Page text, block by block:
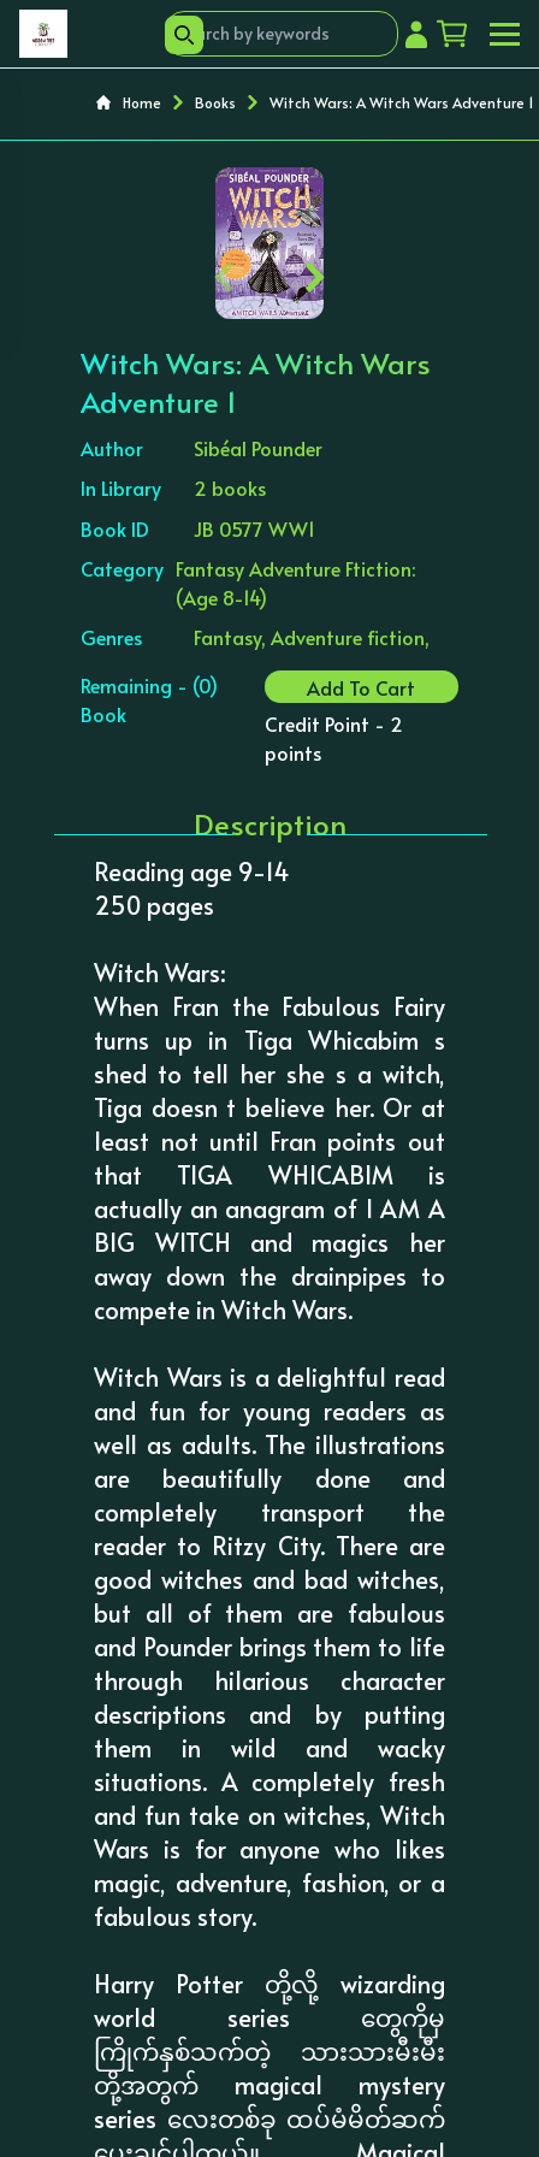
Home Books Witch Wars: A Witch Wars Adventure 1
‹ ›
Witch Wars: A Witch Wars
Adventure 1
Author
Sibéal Pounder
In Library
2 books
Book ID
JB 0577 WW1
Category Fantasy Adventure Ftiction:
(Age 8-14)
Genres
Fantasy, Adventure fiction,
Remaining - (0)
Book
Add To Cart
Credit Point - 2
points
Description
Reading age 9-14
250 pages
Witch Wars:
When Fran the Fabulous Fairy
turns up in Tiga Whicabim s
shed to tell her she s a witch,
Tiga doesn t believe her. Or at
least not until Fran points out
that TIGA WHICABIM is
actually an anagram of I AM A
BIG WITCH and magics her
away down the drainpipes to
compete in Witch Wars.
Witch Wars is a delightful read
and fun for young readers as
well as adults. The illustrations
are beautifully done and
completely transport the
reader to Ritzy City. There are
good witches and bad witches,
but all of them are fabulous
and Pounder brings them to life
through hilarious character
descriptions and by putting
them in wild and wacky
situations. A completely fresh
and fun take on witches, Witch
Wars is for anyone who likes
magic, adventure, fashion, or a
fabulous story.
Harry Potter တို့လို့ wizarding
world series တွေကိုမှ
ကြိုက်နှစ်သက်တဲ့ သားသားမီးမီး
တို့အတွက် magical mystery
series လေးတစ်ခု ထပ်မံမိတ်ဆက်